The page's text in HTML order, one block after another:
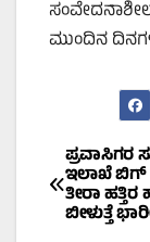
ಮುಂದಿನ
Post
ಪ್ರವಾಸಿಗರ
ಇಲಾಖೆ ಬಿಗ್
ತೀರಾ
ಬೀಳುತ್ತೆ